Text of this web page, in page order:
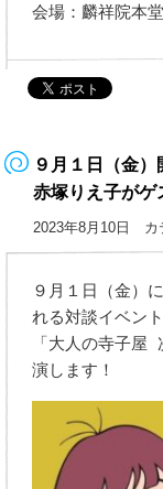
会場：麟祥院本
９月１日（金
赤塚りえ子がゲ
2023年8月10日 カ
９月１日（金）
れる対談イベント
「大人の寺子屋
演します！